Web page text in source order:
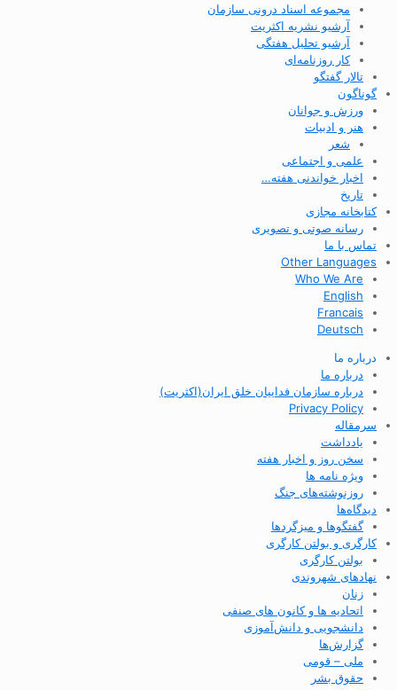
مجموعه اسناد درونی سازمان
آرشیو نشریه اکثریت
آرشیو تحلیل هفتگی
کار روزنامه‌ای
تالار گفتگو
گوناگون
ورزش و جوانان
هنر و ادبیات
شعر
علمی و اجتماعی
اخبار خواندنی هفته…
تاریخ
کتابخانه مجازی
رسانه صوتی و تصویری
تماس با ما
Other Languages
Who We Are
English
Francais
Deutsch
درباره ما
درباره ما
درباره سازمان فداییان خلق ایران(اکثریت)
Privacy Policy
سرمقاله
یادداشت
سخن روز و اخبار هفته
ویژه نامه ها
روزنوشته‌های جنگ
دیدگاه‌ها
گفتگوها و میزگردها
کارگری و بولتن کارگری
بولتن کارگری
نهادهای شهروندی
زنان
اتحادیه ها و کانون های صنفی
دانشجویی و دانش‌آموزی
گزارش‌ها
ملی – قومی
حقوق بشر